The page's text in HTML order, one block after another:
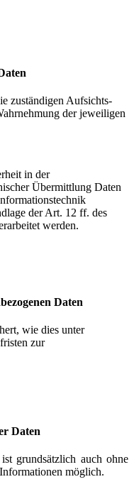
zuständigen Aufsichts-
der jeweiligen
in der
Übermittlung Daten
der Art. 12 ff. des
werden.
Daten
wie dies unter
zur
Daten
grundsätzlich auch ohne
möglich.